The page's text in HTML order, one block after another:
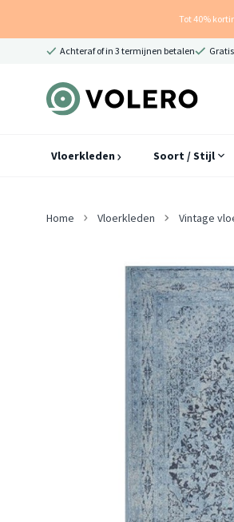
Tot 40%
Achteraf of in 3 termijnen betalen
Vloerkleden Soort / Stijl
Home Vloerkleden Vintage